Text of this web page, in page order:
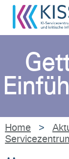
Home >